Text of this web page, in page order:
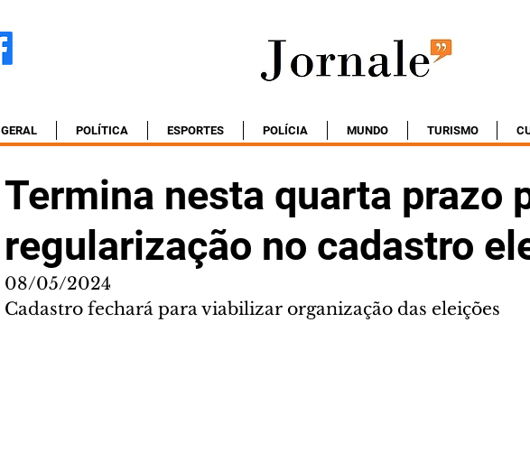
GERAL POLÍTICA ESPORTES POLÍCIA MUNDO TURISMO
Termina nesta quarta prazo
regularização no cadastro
08/05/2024
Cadastro fechará para viabilizar organização das eleições